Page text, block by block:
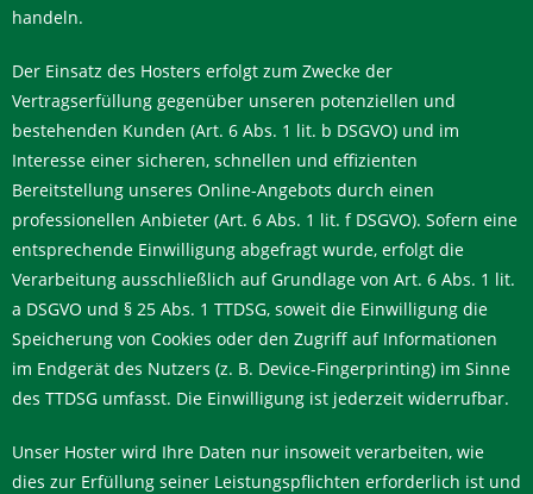
handeln.
Der Einsatz des Hosters erfolgt zum Zwecke der
Vertragserfüllung gegenüber unseren potenziellen und
bestehenden Kunden (Art. 6 Abs. 1 lit. b DSGVO) und im
Interesse einer sicheren, schnellen und effizienten
Bereitstellung unseres Online-Angebots durch einen
professionellen Anbieter (Art. 6 Abs. 1 lit. f DSGVO). Sofern eine
entsprechende Einwilligung abgefragt wurde, erfolgt die
Verarbeitung ausschließlich auf Grundlage von Art. 6 Abs. 1 lit.
a DSGVO und § 25 Abs. 1 TTDSG, soweit die Einwilligung die
Speicherung von Cookies oder den Zugriff auf Informationen
im Endgerät des Nutzers (z. B. Device-Fingerprinting) im Sinne
des TTDSG umfasst. Die Einwilligung ist jederzeit widerrufbar.
Unser Hoster wird Ihre Daten nur insoweit verarbeiten, wie
dies zur Erfüllung seiner Leistungspflichten erforderlich ist und